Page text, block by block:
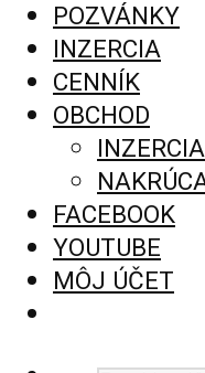
POZVÁNKY
INZERCIA
CENNÍK
OBCHOD
FACEBOOK
YOUTUBE
MÔJ ÚČET